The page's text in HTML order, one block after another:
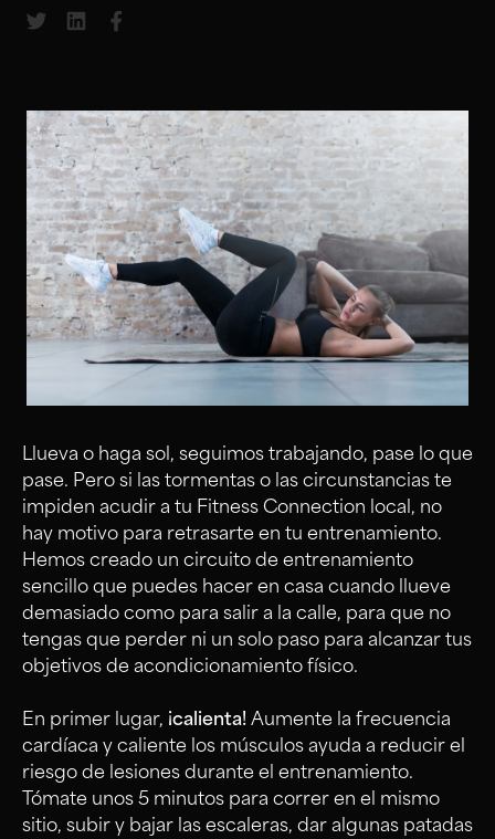
Share to Twitter
Share to LinkedIn
Llueva o haga sol, seguimos trabajando, pase lo que
pase. Pero si las tormentas o las circunstancias te
impiden acudir a tu Fitness Connection local, no
hay motivo para retrasarte en tu entrenamiento.
Hemos creado un circuito de entrenamiento
sencillo que puedes hacer en casa cuando llueve
demasiado como para salir a la calle, para que no
tengas que perder ni un solo paso para alcanzar tus
objetivos de acondicionamiento físico.
En primer lugar, ¡calienta! Aumente la frecuencia
cardíaca y caliente los músculos ayuda a reducir el
riesgo de lesiones durante el entrenamiento.
Tómate unos 5 minutos para correr en el mismo
sitio, subir y bajar las escaleras, dar algunas patadas